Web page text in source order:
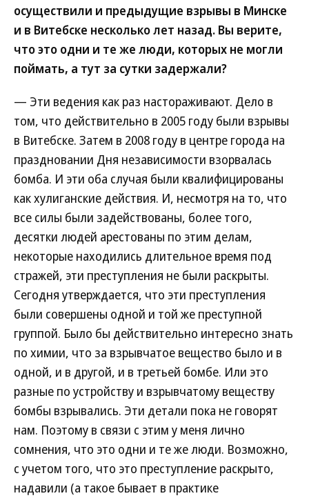
осуществили и предыдущие взрывы в Минске
и в Витебске несколько лет назад. Вы верите,
что это одни и те же люди, которых не могли
поймать, а тут за сутки задержали?
— Эти ведения как раз настораживают. Дело в
том, что действительно в 2005 году были взрывы
в Витебске. Затем в 2008 году в центре города на
праздновании Дня независимости взорвалась
бомба. И эти оба случая были квалифицированы
как хулиганские действия. И, несмотря на то, что
все силы были задействованы, более того,
десятки людей арестованы по этим делам,
некоторые находились длительное время под
стражей, эти преступления не были раскрыты.
Сегодня утверждается, что эти преступления
были совершены одной и той же преступной
группой. Было бы действительно интересно знать
по химии, что за взрывчатое вещество было и в
одной, и в другой, и в третьей бомбе. Или это
разные по устройству и взрывчатому веществу
бомбы взрывались. Эти детали пока не говорят
нам. Поэтому в связи с этим у меня лично
сомнения, что это одни и те же люди. Возможно,
с учетом того, что это преступление раскрыто,
надавили (а такое бывает в практике